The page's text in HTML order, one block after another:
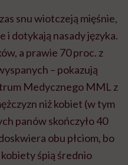
snu wiotczeją mięśnie,
i dotykają nasady języka.
a prawie 70 proc. z
– pokazują
Medycznego MML z
niż kobiet (w tym
panów skończyło 40
obu płciom, bo
śpią średnio